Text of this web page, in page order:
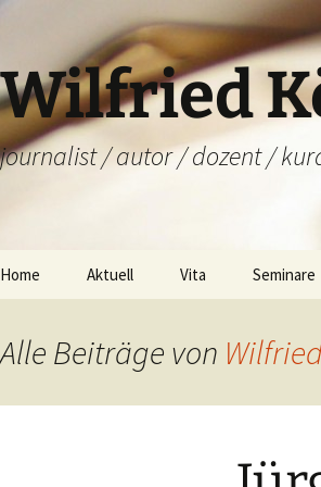
Wilfried
journalist / autor / dozent /
Home Aktuell Vita Seminare
Alle Beiträge von